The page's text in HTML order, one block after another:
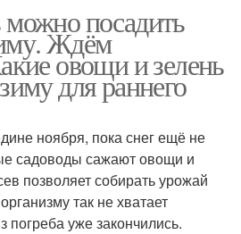
посадить
Ждём
овощи и зелень
для раннего
ноября, пока снег ещё не
садоводы сажают овощи и
позволяет собирать урожай
так не хватает
погреба уже закончились.